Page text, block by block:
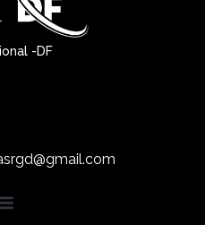
-DF